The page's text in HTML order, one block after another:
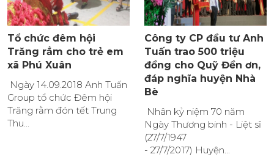
Tổ chức đêm hội
Trăng rẳm cho trẻ em
xã Phú Xuân
Ngày 14.09.2018 Anh Tuấn
Group tổ chức Đêm hội
Trăng rằm đón tết Trung
Thu...
Công ty CP đầu tư Anh
Tuấn trao 500 triệu
đồng cho Quỹ Đền ơn,
đáp nghĩa huyện Nhà
Bè
Nhân kỷ niệm 70 năm
Ngày Thương binh - Liệt sĩ
(27/7/1947
- 27/7/2017) Huyện...